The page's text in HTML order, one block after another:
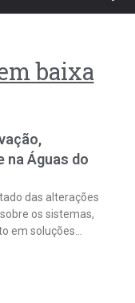
baixa
Águas do
das alterações
os sistemas,
em soluções